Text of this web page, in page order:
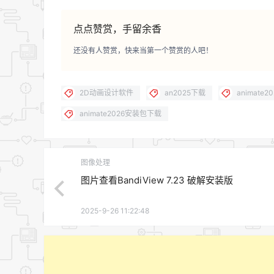
点点赞赏，手留余香
还没有人赞赏，快来当第一个赞赏的人吧！
2D动画设计软件 an2025下载
animate2026安装包下载
图像处理
图片查看BandiView 7.23 破解安装版
2025-9-26 11:22:48